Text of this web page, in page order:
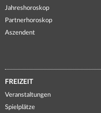
Jahreshoroskop
Partnerhoroskop
Aszendent
FREIZEIT
Veranstaltungen
Spielplätze